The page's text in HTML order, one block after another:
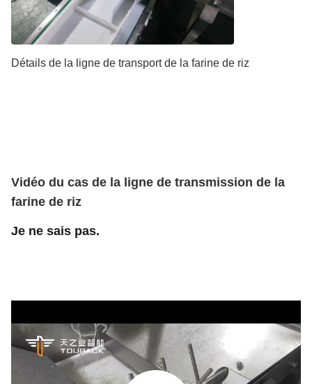
Détails de la ligne de transport de la farine de riz
Vidéo du cas de la ligne de transmission de la
farine de riz
Je ne sais pas.